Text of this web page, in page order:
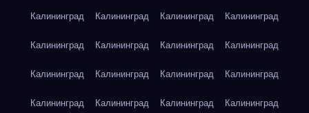
Калининград Калининград Калининград Калининград
Калининград Калининград Калининград Калининград
Калининград Калининград Калининград Калининград
Калининград Калининград Калининград Калининград